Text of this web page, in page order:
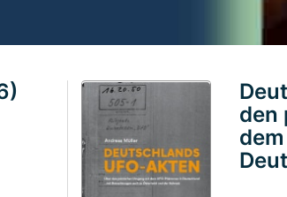
den